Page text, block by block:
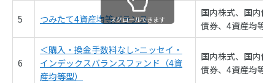
5 つみたて4資産均等バランス
国内株式、国内債
債券、4資産均等
6
＜購入・換金手数料なし>ニッセイ・
インデックスバランスファンド（4資
産均等型）
国内株式、国内債
債券、4資産均等
スクロールできます